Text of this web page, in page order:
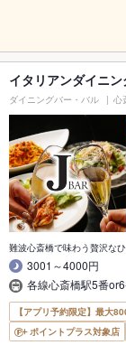
イタリアンダイニ
ダイニングバー・バル 心
難波心斎橋で味わう贅沢なひ
3001～4000円
各線心斎橋駅5番
【アプリ予約限定】最大
ポイントプラス対象店